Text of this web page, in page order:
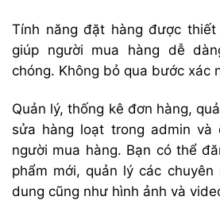
Tính năng đặt hàng được
giúp người mua hàng dễ
chóng. Không bỏ qua bước xác
Quản lý, thống kê đơn hàng,
sửa hàng loạt trong admin
người mua hàng. Bạn có thể
phẩm mới, quản lý các
dung cũng như hình ảnh và